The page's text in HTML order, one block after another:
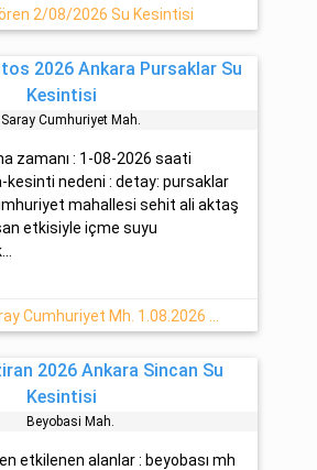
2/08/2026 Su Kesintisi
2026 Ankara Pursaklar Su
Kesintisi
Saray Cumhuri̇yet Mah.
zamanı : 1-08-2026 saati
kesinti nedeni : detay: pursaklar
mahallesi sehit ali aktaş
etkisiyle içme suyu
2026 Ankara Sincan Su
Kesintisi
Beyobasi Mah.
etkilenen alanlar : beyobası mh